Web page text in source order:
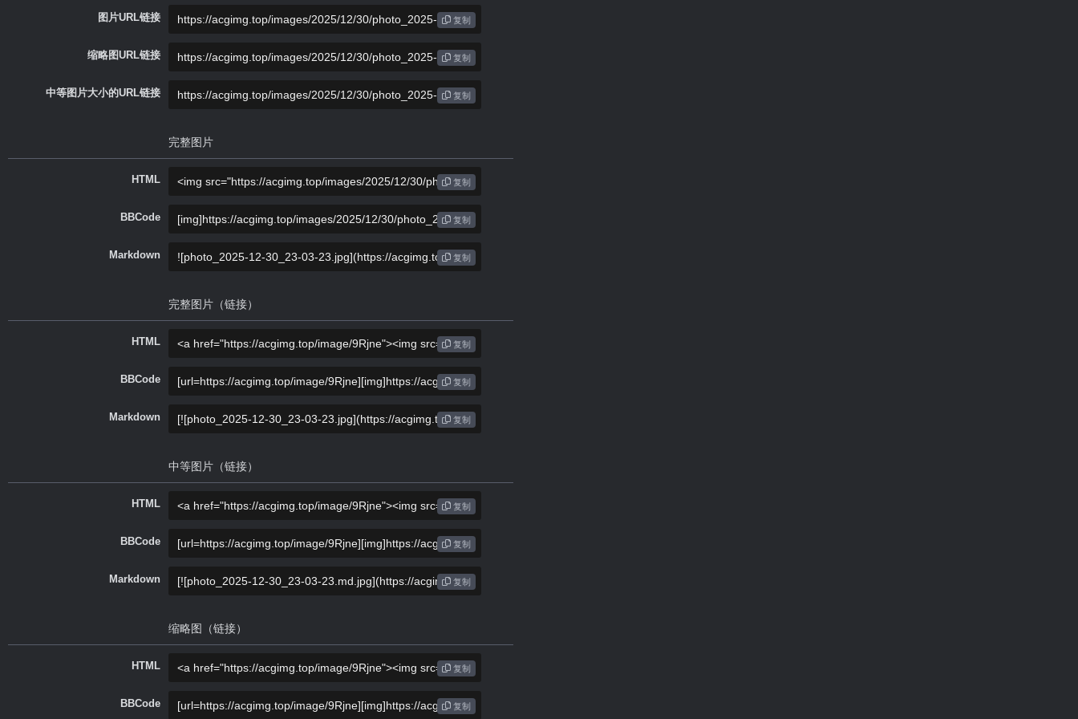
图片URL链接 复制
缩略图URL链接 复制
中等图片大小的URL链接 复制
完整图片
HTML 复制
BBCode 复制
Markdown 复制
完整图片（链接）
HTML 复制
BBCode 复制
Markdown 复制
中等图片（链接）
HTML 复制
BBCode 复制
Markdown 复制
缩略图（链接）
HTML 复制
BBCode 复制